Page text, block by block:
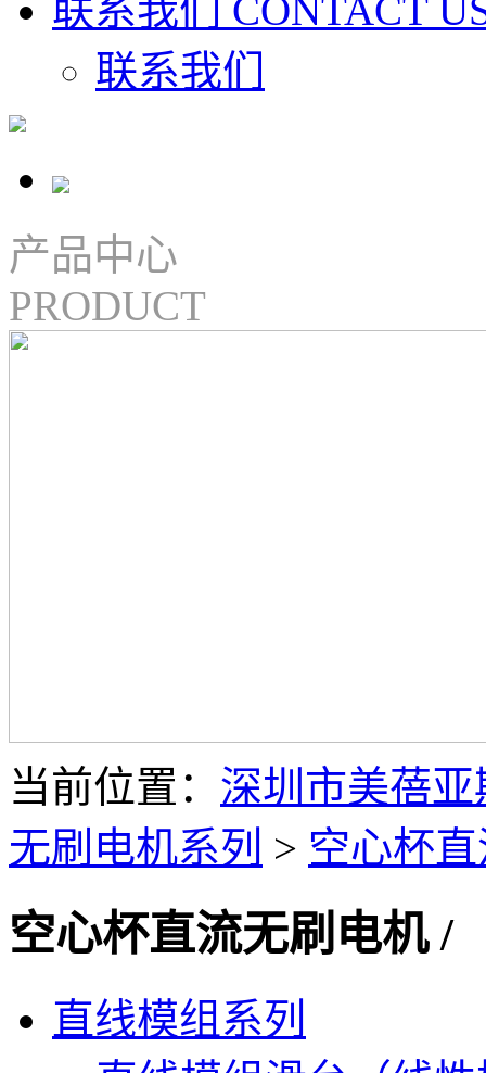
联系我们
CONTACT
联系我们
产品中心
PRODUCT
当前位置： 深圳市美蓓
无刷电机系列 > 空心杯
空心杯直流无刷电机/
直线模组系列